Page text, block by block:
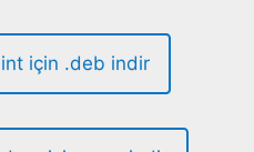
için .deb indir